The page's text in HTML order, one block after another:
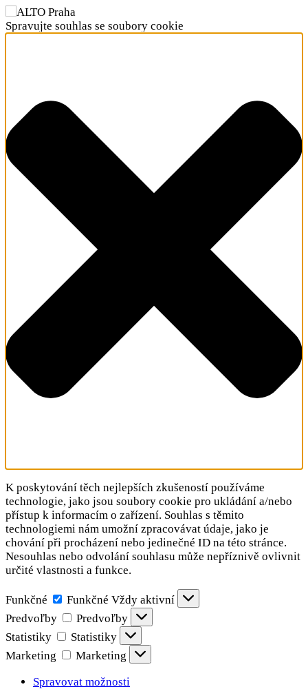
Spravujte souhlas se soubory cookie
K poskytování těch nejlepších zkušeností používáme
technologie, jako jsou soubory cookie pro ukládání a/nebo
přístup k informacím o zařízení. Souhlas s těmito
technologiemi nám umožní zpracovávat údaje, jako je
chování při procházení nebo jedinečné ID na této stránce.
Nesouhlas nebo odvolání souhlasu může nepříznivě ovlivnit
určité vlastnosti a funkce.
Funkčné Funkčné Vždy aktivní
Predvoľby
Predvoľby
Statistiky
Statistiky
Marketing
Marketing
Spravovat možnosti